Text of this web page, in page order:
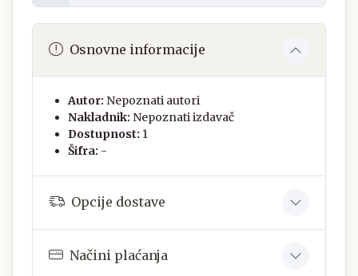
Osnovne informacije
Autor: Nepoznati autori
Nakladnik: Nepoznati izdavač
Dostupnost: 1
Šifra: -
Opcije dostave
Načini plaćanja